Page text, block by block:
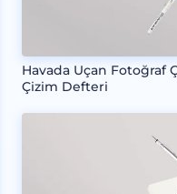
Havada Uçan Fotoğraf
Çizim Defteri